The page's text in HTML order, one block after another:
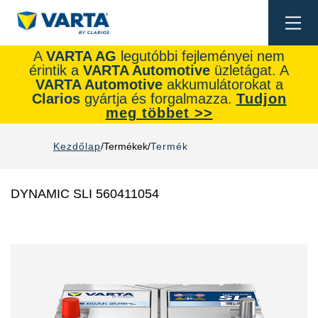
A VARTA AG legutóbbi fejleményei nem
érintik a VARTA Automotive üzletágat. A
VARTA Automotive akkumulátorokat a
Clariosgyártja és forgalmazza. Tudjon
meg többet >>
Kezdőlap Termékek Termék
DYNAMIC SLI 560411054